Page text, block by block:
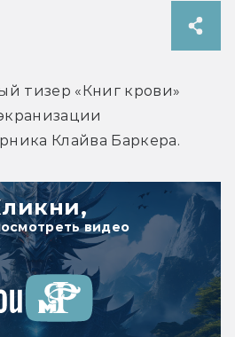
тизер «Книг крови»
Клайва Баркера.
видео